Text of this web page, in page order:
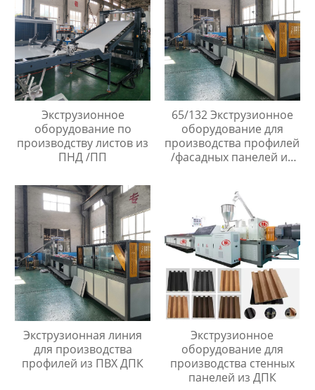
Экструзионное
оборудование по
производству листов из
ПНД /ПП
65/132 Экструзионное
оборудование для
производства профилей
/фасадных панелей из
Экструзионная линия
для производства
профилей из ПВХ ДПК
Экструзионное
оборудование для
производства стенных
панелей из ДПК